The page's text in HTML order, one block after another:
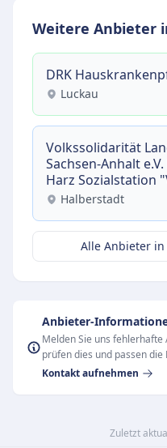
Weitere Anbieter
DRK
Luckau
Volkssolidarität
Sachsen-Anhalt
Harz Sozialstation
Halberstadt
Alle Anbieter
Anbieter-
Melden Sie uns
prüfen dies und passen
Kontakt aufnehmen
Zuletzt